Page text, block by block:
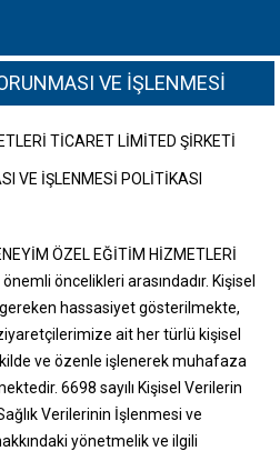
VE İŞLENMESİ
TİCARET LİMİTED ŞİRKETİ
VE İŞLENMESİ POLİTİKASI
ÖZEL EĞİTİM HİZMETLERİ
öncelikleri arasındadır. Kişisel
hassasiyet gösterilmekte,
ait her türlü kişisel
ve özenle işlenerek muhafaza
6698 sayılı Kişisel Verilerin
Verilerinin İşlenmesi ve
yönetmelik ve ilgili